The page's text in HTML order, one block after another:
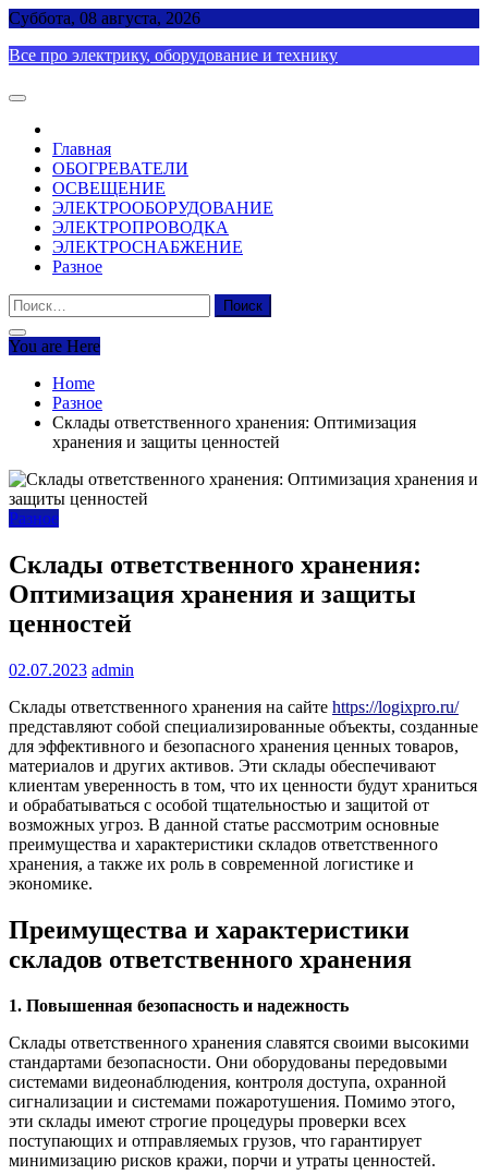
Skip
content
Суббота, 08 августа, 2026
Все про электрику, оборудование и технику
Главная
ОБОГРЕВАТЕЛИ
ОСВЕЩЕНИЕ
ЭЛЕКТРООБОРУДОВАНИЕ
ЭЛЕКТРОПРОВОДКА
ЭЛЕКТРОСНАБЖЕНИЕ
Разное
Найти:
You are Here
Home
Разное
Склады ответственного хранения: Оптимизация
хранения и защиты ценностей
Разное
Склады ответственного хранения:
Оптимизация хранения и защиты
ценностей
02.07.2023 admin
Склады ответственного хранения на сайте https://logixpro.ru/
представляют собой специализированные объекты, созданные
для эффективного и безопасного хранения ценных товаров,
материалов и других активов. Эти склады обеспечивают
клиентам уверенность в том, что их ценности будут храниться
и обрабатываться с особой тщательностью и защитой от
возможных угроз. В данной статье рассмотрим основные
преимущества и характеристики складов ответственного
хранения, а также их роль в современной логистике и
экономике.
Преимущества и характеристики
складов ответственного хранения
1. Повышенная безопасность и надежность
Склады ответственного хранения славятся своими высокими
стандартами безопасности. Они оборудованы передовыми
системами видеонаблюдения, контроля доступа, охранной
сигнализации и системами пожаротушения. Помимо этого,
эти склады имеют строгие процедуры проверки всех
поступающих и отправляемых грузов, что гарантирует
минимизацию рисков кражи, порчи и утраты ценностей.